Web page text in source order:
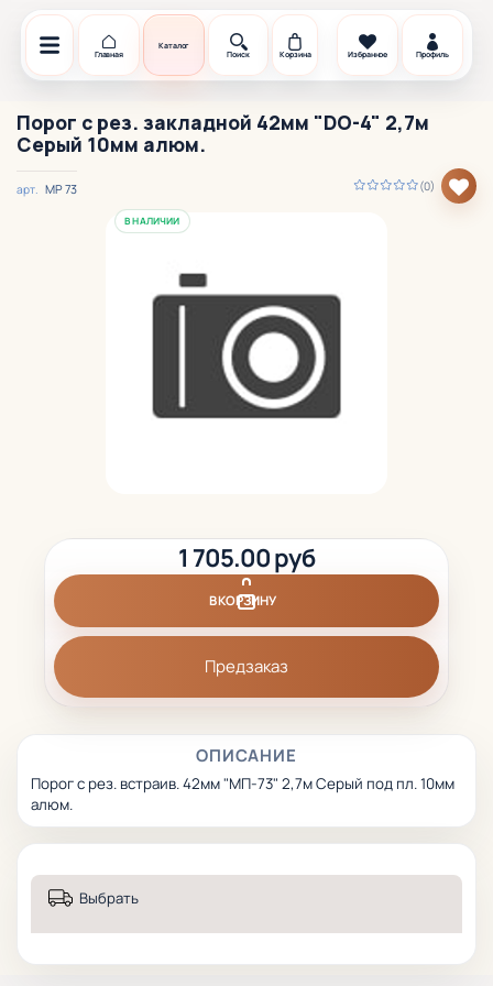
Главная
Каталог
Поиск
Корзина Избранное Профиль
Порог с рез. закладной 42мм "DO-4" 2,7м
Серый 10мм алюм.
(0)
арт. МР 73
В НАЛИЧИИ
ОПИСАНИЕ
Порог с рез. встраив. 42мм "МП-73" 2,7м Серый под пл. 10мм
алюм.
1 705.00 руб
В КОРЗИНУ
Предзаказ
Выбрать